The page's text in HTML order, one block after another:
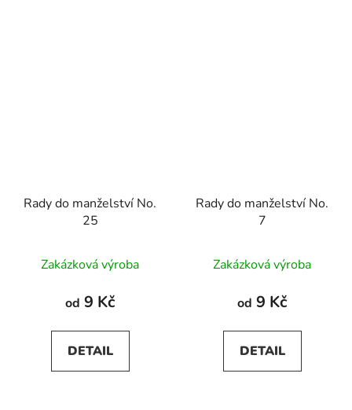
Rady do manželství No.
25
Zakázková výroba
od 9 Kč
DETAIL
Rady do manželství No.
7
Zakázková výroba
od 9 Kč
DETAIL